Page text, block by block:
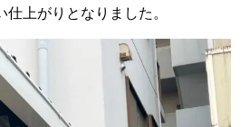
上がりとなりました。